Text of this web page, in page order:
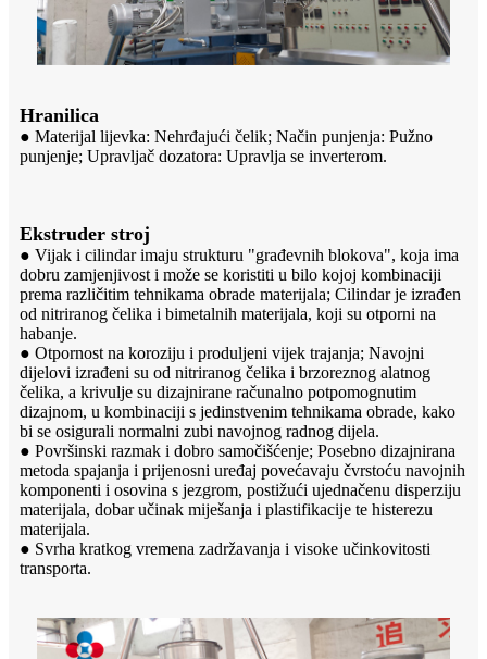
Hranilica
● Materijal lijevka: Nehrđajući čelik; Način punjenja: Pužno
punjenje; Upravljač dozatora: Upravlja se inverterom.
Ekstruder stroj
● Vijak i cilindar imaju strukturu "građevnih blokova", koja ima
dobru zamjenjivost i može se koristiti u bilo kojoj kombinaciji
prema različitim tehnikama obrade materijala; Cilindar je izrađen
od nitriranog čelika i bimetalnih materijala, koji su otporni na
habanje.
● Otpornost na koroziju i produljeni vijek trajanja; Navojni
dijelovi izrađeni su od nitriranog čelika i brzoreznog alatnog
čelika, a krivulje su dizajnirane računalno potpomognutim
dizajnom, u kombinaciji s jedinstvenim tehnikama obrade, kako
bi se osigurali normalni zubi navojnog radnog dijela.
● Površinski razmak i dobro samočišćenje; Posebno dizajnirana
metoda spajanja i prijenosni uređaj povećavaju čvrstoću navojnih
komponenti i osovina s jezgrom, postižući ujednačenu disperziju
materijala, dobar učinak miješanja i plastifikacije te histerezu
materijala.
● Svrha kratkog vremena zadržavanja i visoke učinkovitosti
transporta.